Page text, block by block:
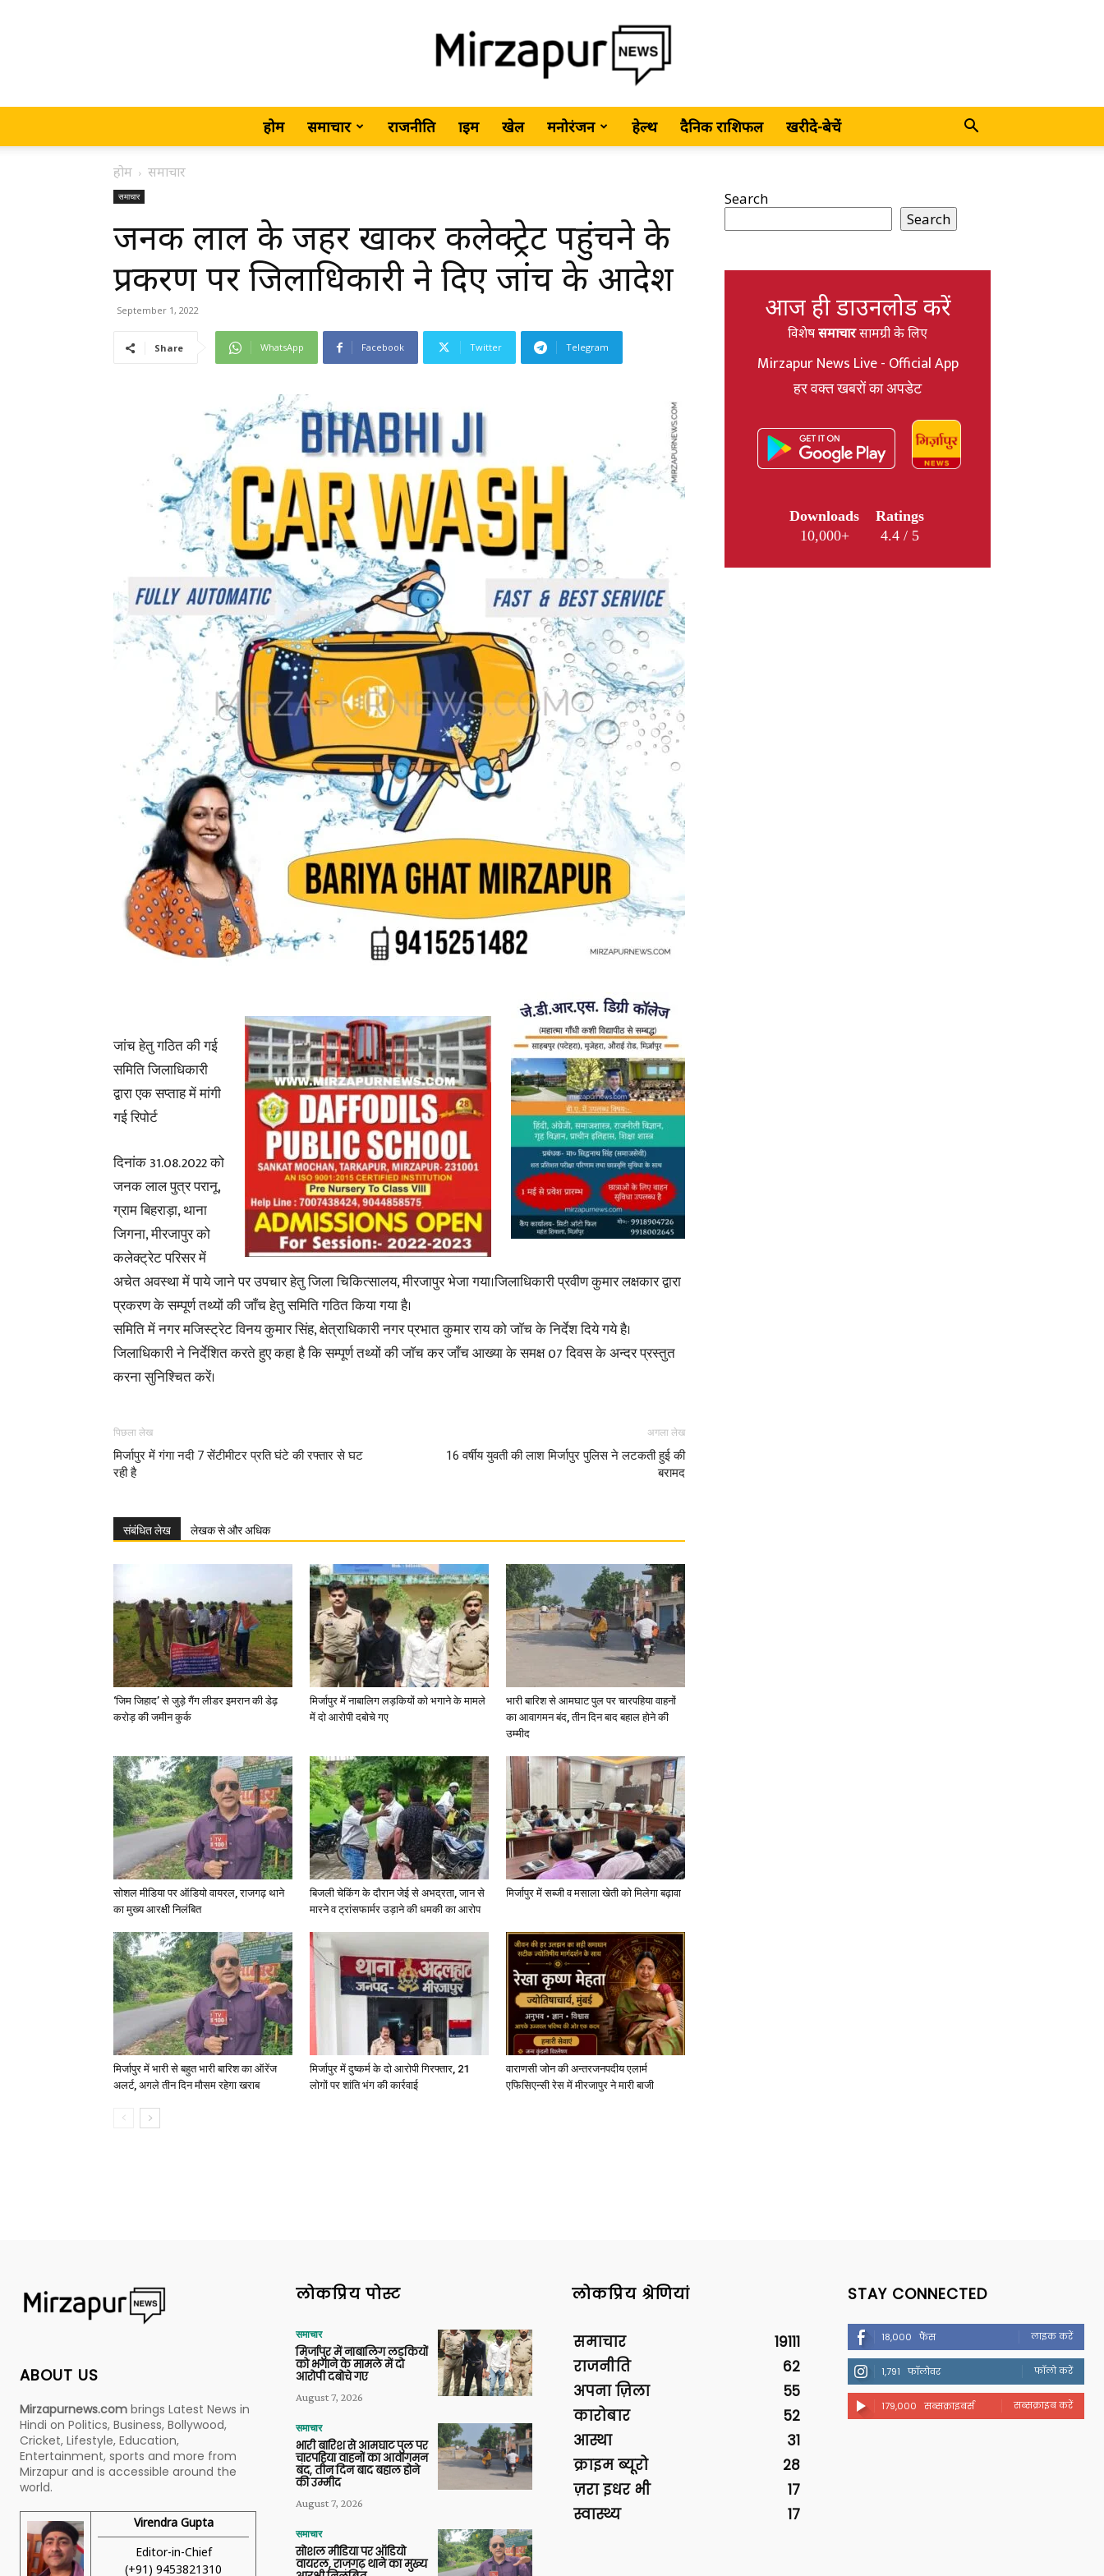
MirzapurNews.com
Hindi
News,
Latest
News
in
Hindi,
Hindi
News
होम समाचार राजनीति क्राइम खेल मनोरंजन हेल्थ दैनिक राशिफल खरीदे-बेचें
होम समाचार
समाचार
जनक लाल के जहर खाकर कलेक्ट्रेट पहुंचने के
प्रकरण पर जिलाधिकारी ने दिए जांच के आदेश
September 1, 2022
Share WhatsApp Facebook Twitter Telegram
जांच हेतु गठित की गई
समिति जिलाधिकारी
द्वारा एक सप्ताह में मांगी
गई रिपोर्ट
दिनांक 31.08.2022 को
जनक लाल पुत्र परानू,
ग्राम बिहराड़ा, थाना
जिगना, मीरजापुर को
कलेक्ट्रेट परिसर में
अचेत अवस्था में पाये जाने पर उपचार हेतु जिला चिकित्सालय, मीरजापुर भेजा गया।जिलाधिकारी प्रवीण कुमार लक्षकार द्वारा
प्रकरण के सम्पूर्ण तथ्यों की जाँच हेतु समिति गठित किया गया है।
समिति में नगर मजिस्ट्रेट विनय कुमार सिंह, क्षेत्राधिकारी नगर प्रभात कुमार राय को जाॅच के निर्देश दिये गये है।
जिलाधिकारी ने निर्देशित करते हुए कहा है कि सम्पूर्ण तथ्यों की जाॅच कर जाँच आख्या के समक्ष 07 दिवस के अन्दर प्रस्तुत
करना सुनिश्चित करें।
पिछला लेख
मिर्जापुर में गंगा नदी 7 सेंटीमीटर प्रति घंटे की रफ्तार से घट
रही है
अगला लेख
16 वर्षीय युवती की लाश मिर्जापुर पुलिस ने लटकती हुई की
बरामद
संबंधित लेख लेखक से और अधिक
‘जिम जिहाद’ से जुड़े गैंग लीडर इमरान की डेढ़
करोड़ की जमीन कुर्क
मिर्जापुर में नाबालिग लड़कियों को भगाने के मामले
में दो आरोपी दबोचे गए
भारी बारिश से आमघाट पुल पर चारपहिया वाहनों
का आवागमन बंद, तीन दिन बाद बहाल होने की
उम्मीद
सोशल मीडिया पर ऑडियो वायरल, राजगढ़ थाने
का मुख्य आरक्षी निलंबित
बिजली चेकिंग के दौरान जेई से अभद्रता, जान से
मारने व ट्रांसफार्मर उड़ाने की धमकी का आरोप
मिर्जापुर में सब्जी व मसाला खेती को मिलेगा बढ़ावा
मिर्जापुर में भारी से बहुत भारी बारिश का ऑरेंज
अलर्ट, अगले तीन दिन मौसम रहेगा खराब
मिर्जापुर में दुष्कर्म के दो आरोपी गिरफ्तार, 21
लोगों पर शांति भंग की कार्रवाई
वाराणसी जोन की अन्तरजनपदीय एलार्म
एफिसिएन्सी रेस में मीरजापुर ने मारी बाजी
Search
Search
आज ही डाउनलोड करें
विशेषसमाचारसामग्री के लिए
Mirzapur News Live - Official App
हर वक्त खबरों का अपडेट
Downloads
10,000+
Ratings
4.4 / 5
ABOUT US
Mirzapurnews.com brings Latest News in
Hindi on Politics, Business, Bollywood,
Cricket, Lifestyle, Education,
Entertainment, sports and more from
Mirzapur and is accessible around the
world.
Virendra Gupta
Editor-in-Chief
(+91) 9453821310
लोकप्रिय पोस्ट
समाचार
मिर्जापुर में नाबालिग लड़कियों
को भगाने के मामले में दो
आरोपी दबोचे गए
August 7, 2026
समाचार
भारी बारिश से आमघाट पुल पर
चारपहिया वाहनों का आवागमन
बंद, तीन दिन बाद बहाल होने
की उम्मीद
August 7, 2026
समाचार
सोशल मीडिया पर ऑडियो
वायरल, राजगढ़ थाने का मुख्य
लोकप्रिय श्रेणियां
समाचार
19111
राजनीति
62
अपना ज़िला
55
कारोबार
52
आस्था
31
क्राइम ब्यूरो
28
ज़रा इधर भी
17
स्वास्थ्य
17
STAY CONNECTED
18,000 फैंस लाइक करें
1,791 फॉलोवर फॉलो करें
179,000 सब्सक्राइबर्स सब्सक्राइब करें